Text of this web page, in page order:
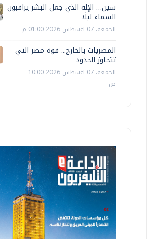
سين… الإله الذي جعل البشر يراقبون
السماء ليلًا
الجمعة، 07 اغسطس 2026 01:00 م
المصريات بالخارج... قوة مصر التي
تتجاوز الحدود
الجمعة، 07 اغسطس 2026 10:00
ص